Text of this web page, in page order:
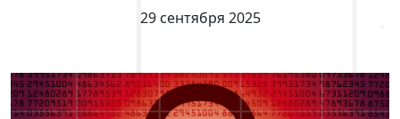
29 сентября 2025